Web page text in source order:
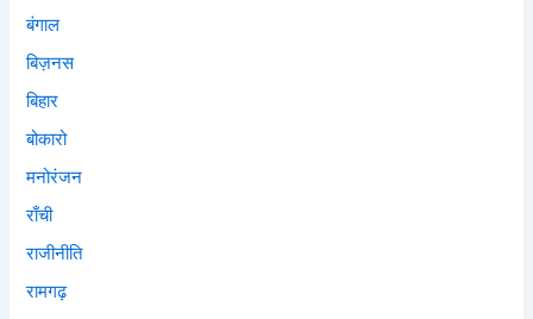
बंगाल
बिज़नस
बिहार
बोकारो
मनोरंजन
राँची
राजीनीति
रामगढ़